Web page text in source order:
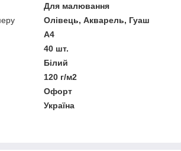
Для малювання
Олівець, Акварель, Гуаш
A4
40 шт.
Білий
120 г/м2
Офорт
Україна